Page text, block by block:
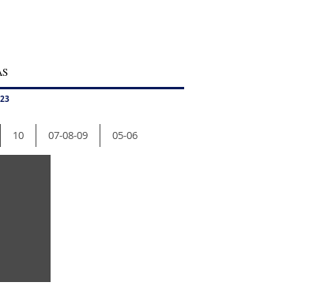
10 07-08-09 05-06